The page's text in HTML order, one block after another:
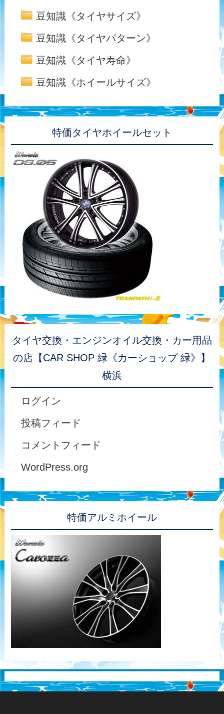
豆知識《タイヤサイズ》
豆知識《タイヤパターン》
豆知識《タイヤ寿命》
豆知識《ホイールサイズ》
特価タイヤホイールセット
タイヤ交換・エンジンオイル交換・カー用品
の店【CAR SHOP 緑《カーショップ 緑》】
横浜
ログイン
投稿フィード
コメントフィード
WordPress.org
特価アルミホイール